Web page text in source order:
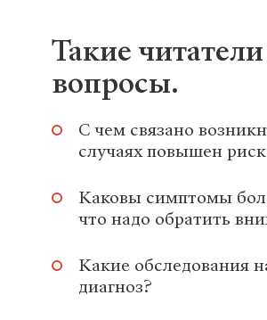
Такие
вопросы.
С чем связано
случаях повышен
Каковы симптомы
что надо обратить
Какие обследования
диагноз?